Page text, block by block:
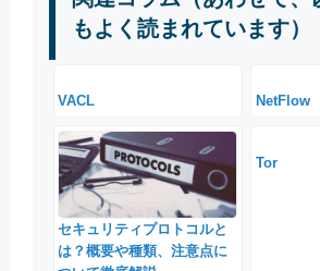
もよく読まれています）
VACL NetFlow
セキュリティプロトコルと
は？概要や種類、注意点に
Tor